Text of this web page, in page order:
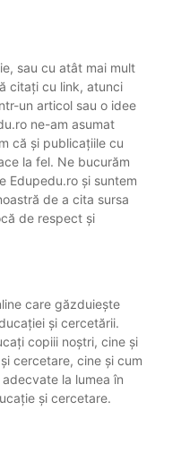
sau cu atât mai mult
citați cu link, atunci
un articol sau o idee
ne-am asumat
că și publicațiile cu
la fel. Ne bucurăm
Edupedu.ro și suntem
de a cita sursa
de respect și
care găzduiește
și cercetării.
copiii noștri, cine și
cercetare, cine și cum
la lumea în
și cercetare.